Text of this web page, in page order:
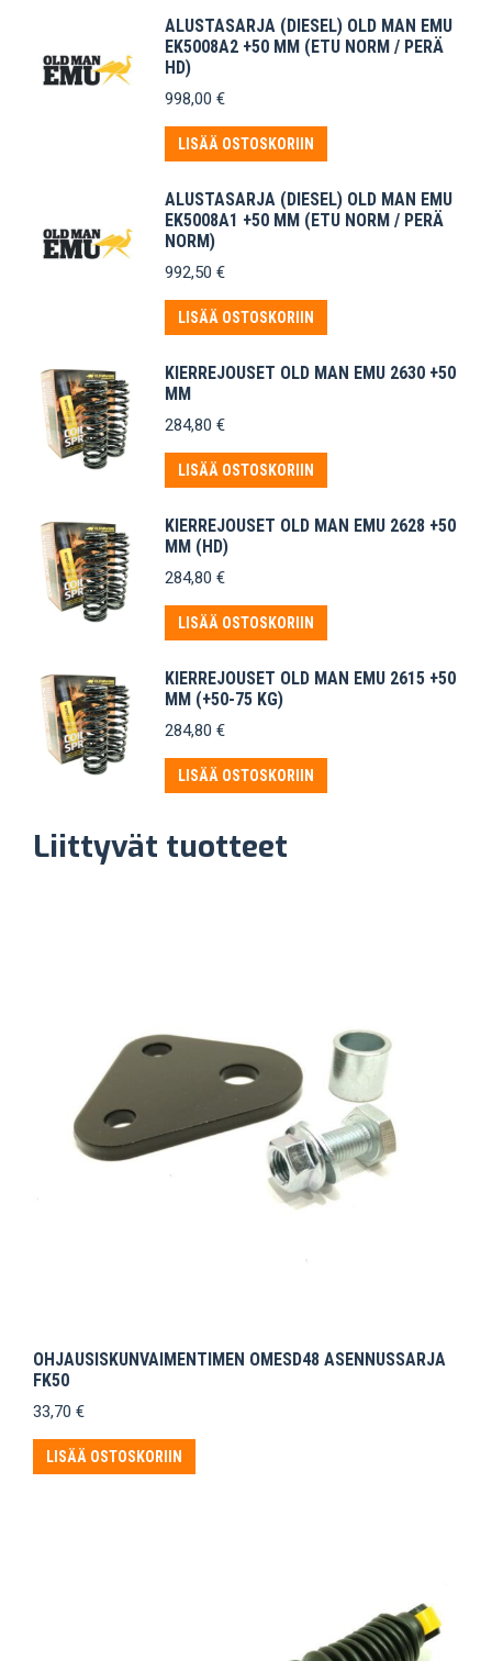
ALUSTASARJA (DIESEL) OLD MAN EMU
EK5008A2 +50 MM (ETU NORM / PERÄ
HD)
998,00 €
LISÄÄ OSTOSKORIIN
ALUSTASARJA (DIESEL) OLD MAN EMU
EK5008A1 +50 MM (ETU NORM / PERÄ
NORM)
992,50 €
LISÄÄ OSTOSKORIIN
KIERREJOUSET OLD MAN EMU 2630 +50
MM
284,80 €
LISÄÄ OSTOSKORIIN
KIERREJOUSET OLD MAN EMU 2628 +50
MM (HD)
284,80 €
LISÄÄ OSTOSKORIIN
KIERREJOUSET OLD MAN EMU 2615 +50
MM (+50-75 KG)
284,80 €
LISÄÄ OSTOSKORIIN
Liittyvät tuotteet
OHJAUSISKUNVAIMENTIMEN OMESD48 ASENNUSSARJA
FK50
33,70 €
LISÄÄ OSTOSKORIIN